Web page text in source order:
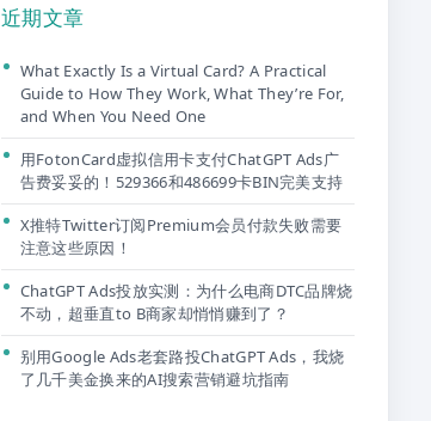
近期文章
What Exactly Is a Virtual Card? A Practical
Guide to How They Work, What They’re For,
and When You Need One
用FotonCard虚拟信用卡支付ChatGPT Ads广
告费妥妥的！529366和486699卡BIN完美支持
X推特Twitter订阅Premium会员付款失败需要
注意这些原因！
ChatGPT Ads投放实测：为什么电商DTC品牌烧
不动，超垂直to B商家却悄悄赚到了？
别用Google Ads老套路投ChatGPT Ads，我烧
了几千美金换来的AI搜索营销避坑指南